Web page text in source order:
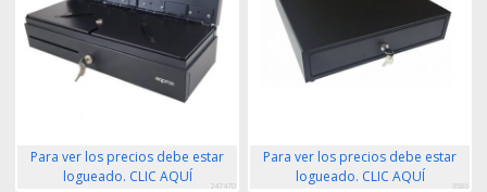
Para ver los precios debe estar
logueado. CLIC AQUÍ
247470
Para ver los precios debe estar
logueado. CLIC AQUÍ
3686